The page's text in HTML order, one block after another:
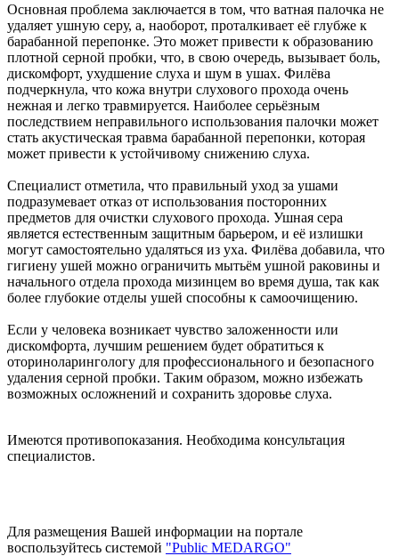
Основная проблема заключается в том, что ватная палочка не
удаляет ушную серу, а, наоборот, проталкивает её глубже к
барабанной перепонке. Это может привести к образованию
плотной серной пробки, что, в свою очередь, вызывает боль,
дискомфорт, ухудшение слуха и шум в ушах. Филёва
подчеркнула, что кожа внутри слухового прохода очень
нежная и легко травмируется. Наиболее серьёзным
последствием неправильного использования палочки может
стать акустическая травма барабанной перепонки, которая
может привести к устойчивому снижению слуха.
Специалист отметила, что правильный уход за ушами
подразумевает отказ от использования посторонних
предметов для очистки слухового прохода. Ушная сера
является естественным защитным барьером, и её излишки
могут самостоятельно удаляться из уха. Филёва добавила, что
гигиену ушей можно ограничить мытьём ушной раковины и
начального отдела прохода мизинцем во время душа, так как
более глубокие отделы ушей способны к самоочищению.
Если у человека возникает чувство заложенности или
дискомфорта, лучшим решением будет обратиться к
оториноларингологу для профессионального и безопасного
удаления серной пробки. Таким образом, можно избежать
возможных осложнений и сохранить здоровье слуха.
Имеются противопоказания. Необходима консультация
специалистов.
Для размещения Вашей информации на портале
воспользуйтесь системой "Public MEDARGO"